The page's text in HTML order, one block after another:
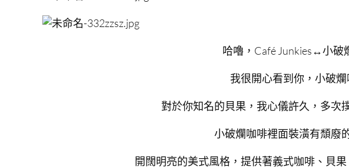
哈嚕，Café Junkies↔小破
我很開心看到你，小破
對於你知名的貝果，我心儀許久，多次
小破爛咖啡裡面裝潢有頹廢
開闊明亮的美式風格，提供著義式咖啡、貝